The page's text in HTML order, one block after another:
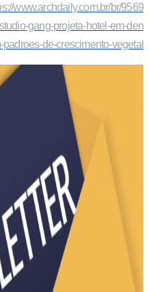
www.archdaily.com.br/br/9569
gang-projeta-hotel-em-den
de-crescimento-vegetal